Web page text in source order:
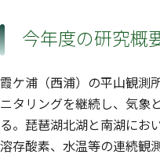
今年度の研究概
霞ケ浦（西浦）の平山観測
ニタリングを継続し、気象
る。琵琶湖北湖と南湖にお
溶存酸素、水温等の連続観